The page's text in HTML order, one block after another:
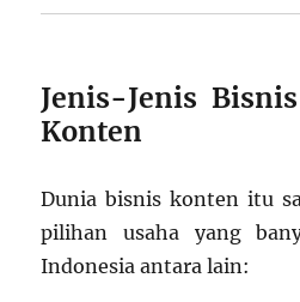
Jenis-Jenis
Konten
Dunia bisnis konten itu
pilihan usaha yang
Indonesia antara lain: